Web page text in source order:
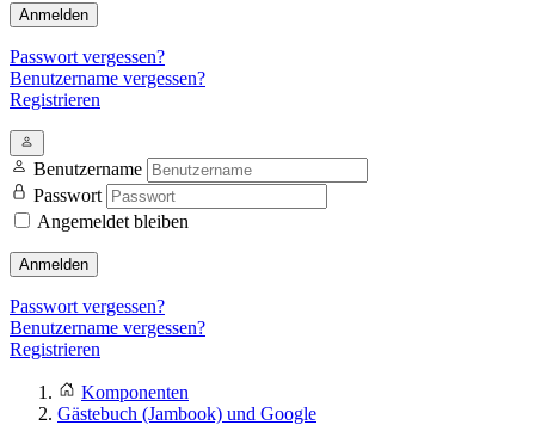
Anmelden
Passwort vergessen?
Benutzername vergessen?
Registrieren
Benutzername
Passwort
Angemeldet bleiben
Anmelden
Passwort vergessen?
Benutzername vergessen?
Registrieren
Komponenten
Gästebuch (Jambook) und Google